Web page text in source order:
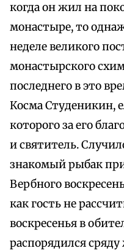
когда он жил на
монастыре, то
неделе великого
монастырского
последнего в это
Косма Студеникин,
которого за его
и святитель.
знакомый рыбак
Вербного
как гость не
воскресенья в
распорядился